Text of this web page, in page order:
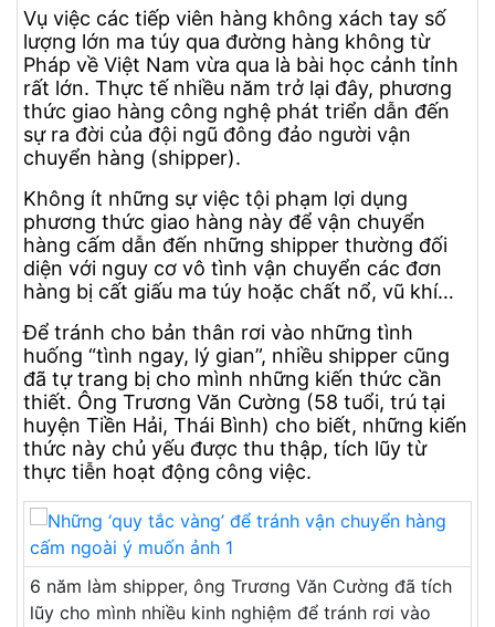
Vụ việc các tiếp viên hàng không xách tay số
lượng lớn ma túy qua đường hàng không từ
Pháp về Việt Nam vừa qua là bài học cảnh tỉnh
rất lớn. Thực tế nhiều năm trở lại đây, phương
thức giao hàng công nghệ phát triển dẫn đến
sự ra đời của đội ngũ đông đảo người vận
chuyển hàng (shipper).
Không ít những sự việc tội phạm lợi dụng
phương thức giao hàng này để vận chuyển
hàng cấm dẫn đến những shipper thường đối
diện với nguy cơ vô tình vận chuyển các đơn
hàng bị cất giấu ma túy hoặc chất nổ, vũ khí…
Để tránh cho bản thân rơi vào những tình
huống “tình ngay, lý gian”, nhiều shipper cũng
đã tự trang bị cho mình những kiến thức cần
thiết. Ông Trương Văn Cường (58 tuổi, trú tại
huyện Tiền Hải, Thái Bình) cho biết, những kiến
thức này chủ yếu được thu thập, tích lũy từ
thực tiễn hoạt động công việc.
6 năm làm shipper, ông Trương Văn Cường đã tích
lũy cho mình nhiều kinh nghiệm để tránh rơi vào